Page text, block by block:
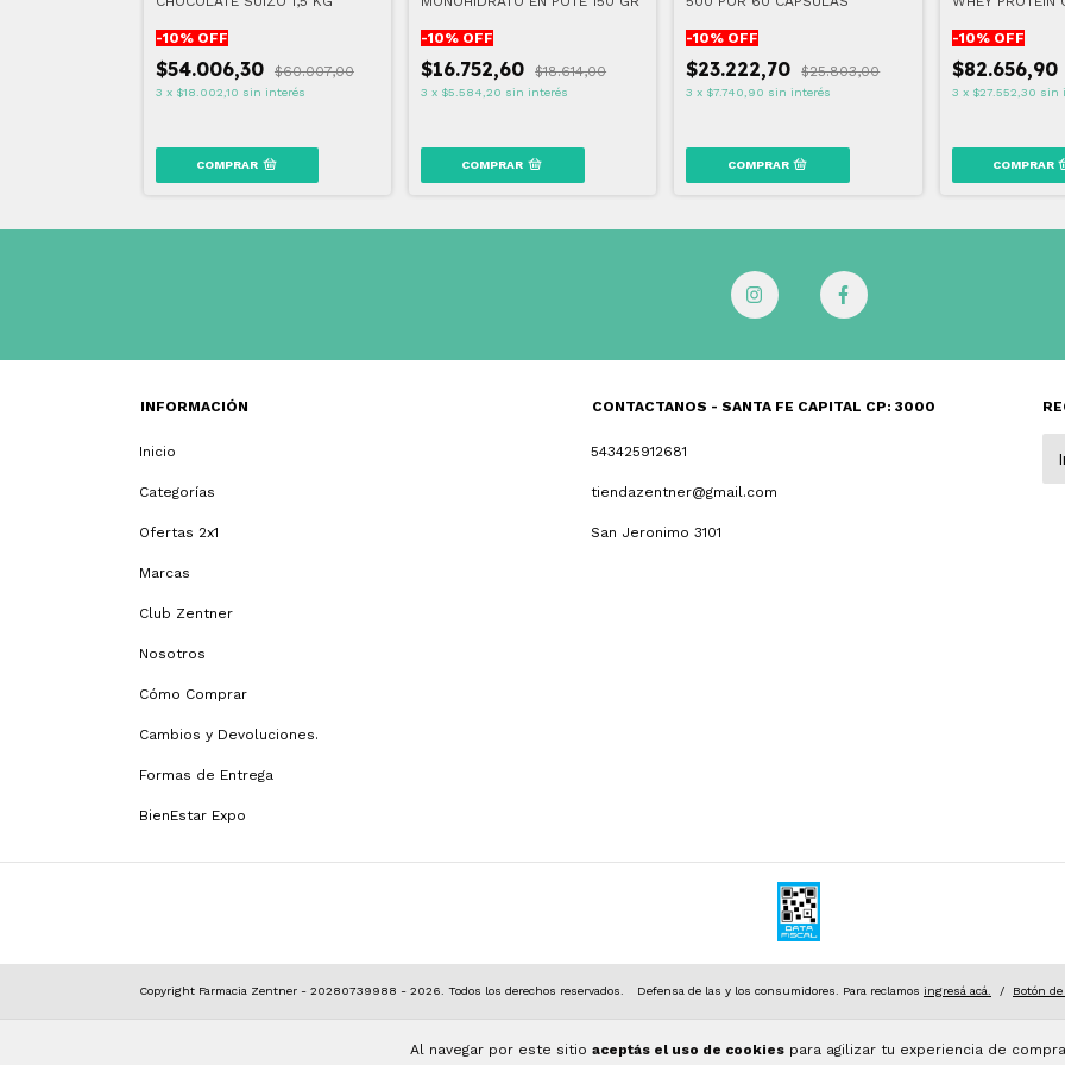
Al navegar por este sitio aceptás el uso de cookiespara agilizar tu experiencia de
-10% OFF
$54.006,30 $60.007,00
3 x $18.002,10 sin interés
-10% OFF
$16.752,60 $18.614,00
3 x $5.584,20 sin interés
-10% OFF
$23.222,70 $25.803,00
3 x $7.740,90 sin interés
-10% OFF
$82.656,90
3 x $27.552,30 sin
INFORMACIÓN
Inicio
Categorías
Ofertas 2x1
Marcas
Club Zentner
Nosotros
Cómo Comprar
Cambios y Devoluciones.
Formas de Entrega
BienEstar Expo
CONTACTANOS - SANTA FE CAPITAL CP: 3000
543425912681
tiendazentner@gmail.com
San Jeronimo 3101
Copyright Farmacia Zentner - 20280739988 - 2026. Todos los derechos reservados. Defensa de las y los consumidores. Para reclamos ingresá acá. / Botón